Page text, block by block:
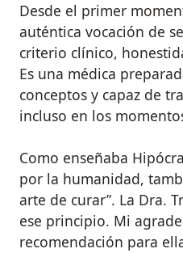
Desde el primer
auténtica vocación de
criterio clínico,
Es una médica
conceptos y capaz de
incluso en los
Como enseñaba
por la humanidad,
arte de curar”. La Dra.
ese principio. Mi
recomendación para